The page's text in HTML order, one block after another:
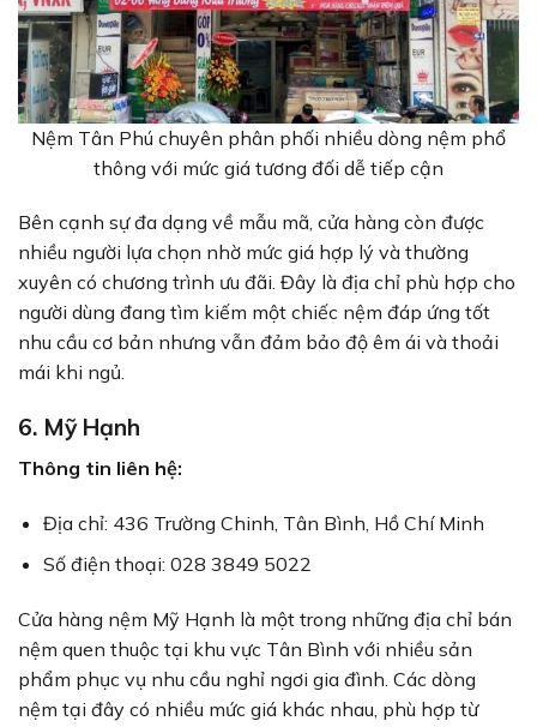
Nệm Tân Phú chuyên phân phối nhiều dòng nệm phổ
thông với mức giá tương đối dễ tiếp cận
Bên cạnh sự đa dạng về mẫu mã, cửa hàng còn được
nhiều người lựa chọn nhờ mức giá hợp lý và thường
xuyên có chương trình ưu đãi. Đây là địa chỉ phù hợp cho
người dùng đang tìm kiếm một chiếc nệm đáp ứng tốt
nhu cầu cơ bản nhưng vẫn đảm bảo độ êm ái và thoải
mái khi ngủ.
6. Mỹ Hạnh
Thông tin liên hệ:
Địa chỉ: 436 Trường Chinh, Tân Bình, Hồ Chí Minh
Số điện thoại: 028 3849 5022
Cửa hàng nệm Mỹ Hạnh là một trong những địa chỉ bán
nệm quen thuộc tại khu vực Tân Bình với nhiều sản
phẩm phục vụ nhu cầu nghỉ ngơi gia đình. Các dòng
nệm tại đây có nhiều mức giá khác nhau, phù hợp từ